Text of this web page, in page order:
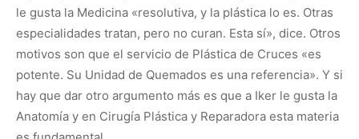
le gusta la Medicina «resolutiva, y la plástica lo es. Otras
especialidades tratan, pero no curan. Esta sí», dice. Otros
motivos son que el servicio de Plástica de Cruces «es
potente. Su Unidad de Quemados es una referencia». Y si
hay que dar otro argumento más es que a Iker le gusta la
Anatomía y en Cirugía Plástica y Reparadora esta materia